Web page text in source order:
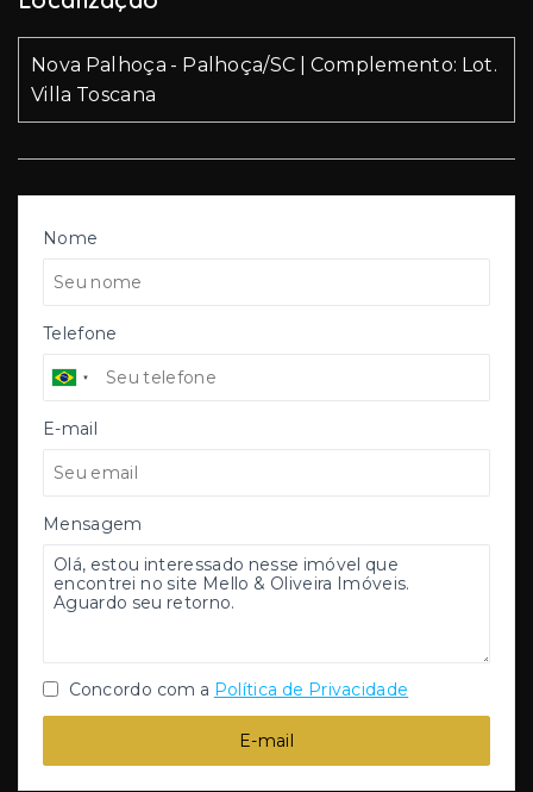
Nome
Telefone
E-mail
Mensagem
Concordo com a Política de Privacidade
E-mail
Nova Palhoça - Palhoça/SC | Complemento: Lot.
Villa Toscana